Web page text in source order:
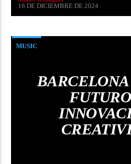
16 DE DICIEMBRE DE 2024
MUSIC